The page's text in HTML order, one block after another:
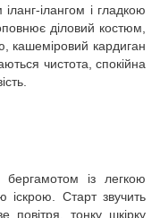
ілангом і гладкою
діловий костюм,
кашеміровий кардиган
чистота, спокійна
бергамотом із легкою
іскрою. Старт звучить
повітря, тонку шкірку